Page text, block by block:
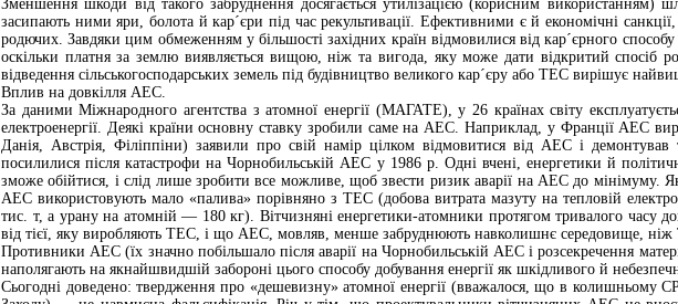
Зменшення шкоди від такого забруднення досягається утилізацією (корисним використанням)
засипають ними яри, болота й кар´єри під час рекультивації. Ефективними є й економічні
родючих. Завдяки цим обмеженням у більшості західних країн відмовилися від кар´єрного
оскільки платня за землю виявляється вищою, ніж та вигода, яку може дати відкритий
відведення сільськогосподарських земель під будівництво великого кар´єру або ТЕС вирішує
Вплив на довкілля АЕС.
За даними Міжнародного агентства з атомної енергії (МАГАТЕ), у 26 країнах світу
електроенергії. Деякі країни основну ставку зробили саме на АЕС. Наприклад, у Франції АЕС
Данія, Австрія, Філіппіни) заявили про свій намір цілком відмовитися від АЕС і
посилилися після катастрофи на Чорнобильській АЕС у 1986 р. Одні вчені, енергетики й
зможе обійтися, і слід лише зробити все можливе, щоб звести ризик аварії на АЕС до мінімуму.
АЕС використовують мало «палива» порівняно з ТЕС (добова витрата мазуту на тепловій
тис. т, а урану на атомній — 180 кг). Вітчизняні енергетики-атомники протягом тривалого часу
від тієї, яку виробляють ТЕС, і що АЕС, мовляв, менше забруднюють навколишнє середовище,
Противники АЕС (їх значно побільшало після аварії на Чорнобильській АЕС і розсекречення
наполягають на якнайшвидшій забороні цього способу добування енергії як шкідливого й
Сьогодні доведено: твердження про «дешевизну» атомної енергії (вважалося, що в